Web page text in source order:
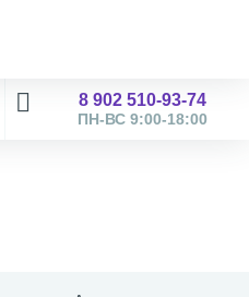
8 902 510-93-74
ПН-ВС 9:00-18:00